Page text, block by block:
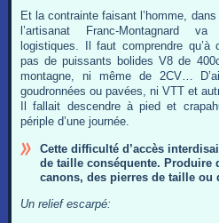
Et la contrainte faisant l’homme,
l’artisanat Franc-Montagnard
logistiques. Il faut comprendre
pas de puissants bolides V8 de
montagne, ni même de 2CV…
goudronnées ou pavées, ni VTT et
Il fallait descendre à pied et
périple d’une journée.
Cette difficulté d’accès
de taille conséquente. Produire
canons, des pierres de taille ou
Un relief escarpé: